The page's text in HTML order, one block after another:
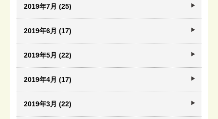
2019年7月 (25)
2019年6月 (17)
2019年5月 (22)
2019年4月 (17)
2019年3月 (22)